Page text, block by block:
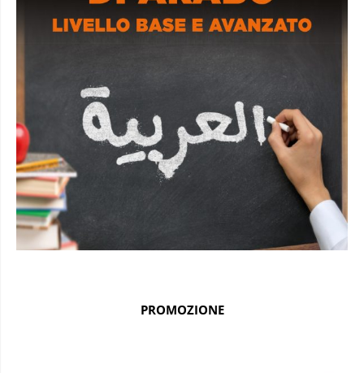
PROMOZIONE